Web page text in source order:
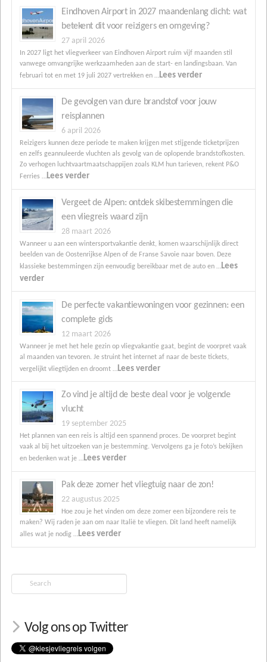
Eindhoven Airport in 2027 maandenlang dicht: wat
betekent dit voor reizigers en omgeving?
27 april 2026
In 2027 ligt het vliegverkeer van Eindhoven Airport ruim vijf maanden stil
vanwege omvangrijke werkzaamheden aan de start- en landingsbaan. Van
februari tot en met 19 juli 2027 vertrekken en …Lees verder
De gevolgen van dure brandstof voor jouw
reisplannen
6 april 2026
Reizigers kunnen deze periode te maken krijgen met stijgende ticketprijzen
en zelfs geannuleerde vluchten als gevolg van de oplopende brandstofkosten.
Zo verhogen luchtvaartmaatschappijen zoals KLM hun tarieven, rekent P&O
Ferries …Lees verder
Vergeet de Alpen: ontdek skibestemmingen die
een vliegreis waard zijn
28 maart 2026
Wanneer u aan een wintersportvakantie denkt, komen waarschijnlijk direct
beelden van de Oostenrijkse Alpen of de Franse Savoie naar boven. Deze
klassieke bestemmingen zijn eenvoudig bereikbaar met de auto en …Lees
verder
De perfecte vakantiewoningen voor gezinnen: een
complete gids
12 maart 2026
Wanneer je met het hele gezin op vliegvakantie gaat, begint de voorpret vaak
al maanden van tevoren. Je struint het internet af naar de beste tickets,
vergelijkt vliegtijden en droomt …Lees verder
Zo vind je altijd de beste deal voor je volgende
vlucht
19 september 2025
Het plannen van een reis is altijd een spannend proces. De voorpret begint
vaak al bij het uitzoeken van je bestemming. Vervolgens ga je foto’s bekijken
en bedenken wat je …Lees verder
Pak deze zomer het vliegtuig naar de zon!
22 augustus 2025
Hoe zou je het vinden om deze zomer een bijzondere reis te
maken? Wij raden je aan om naar Italië te vliegen. Dit land heeft namelijk
alles wat je nodig …Lees verder
Search
Volg ons op Twitter